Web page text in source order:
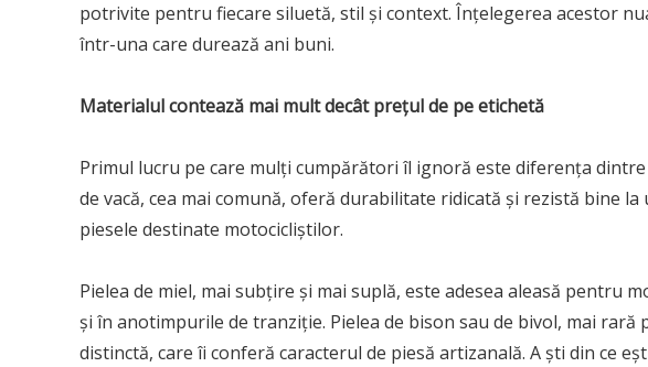
potrivite pentru fiecare siluetă, stil și context. Înțelegerea acestor
într-una care durează ani buni.
Materialul contează mai mult decât prețul de pe etichetă
Primul lucru pe care mulți cumpărători îl ignoră este diferența
de vacă, cea mai comună, oferă durabilitate ridicată și rezistă bine
piesele destinate motocicliștilor.
Pielea de miel, mai subțire și mai suplă, este adesea aleasă pentru
și în anotimpurile de tranziție. Pielea de bison sau de bivol, mai
distinctă, care îi conferă caracterul de piesă artizanală. A ști din ce